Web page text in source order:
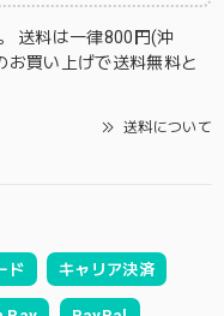
送料は一律800円(沖
買い上げで送料無料と
送料について
ド キャリア決済